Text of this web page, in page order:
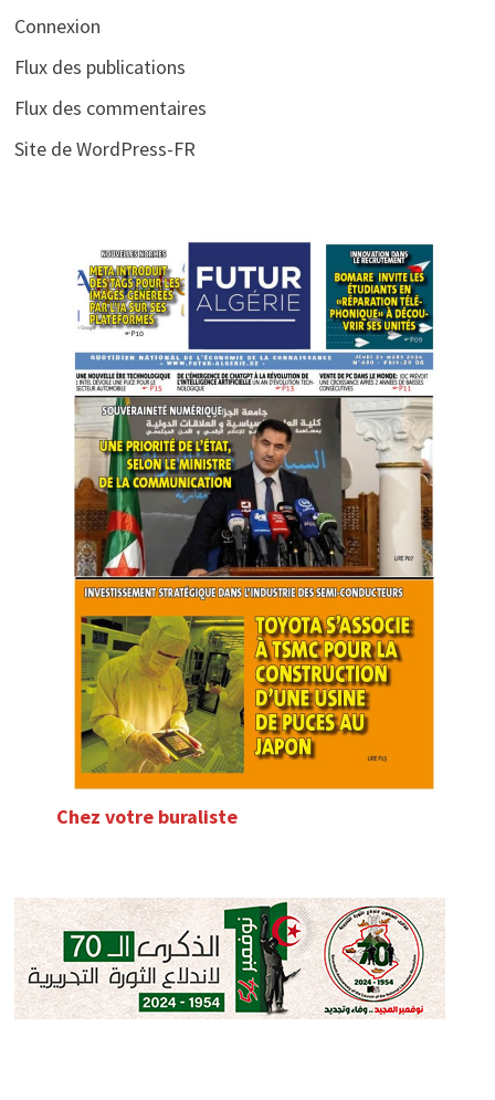
Connexion
Flux des publications
Flux des commentaires
Site de WordPress-FR
Chez votre buraliste